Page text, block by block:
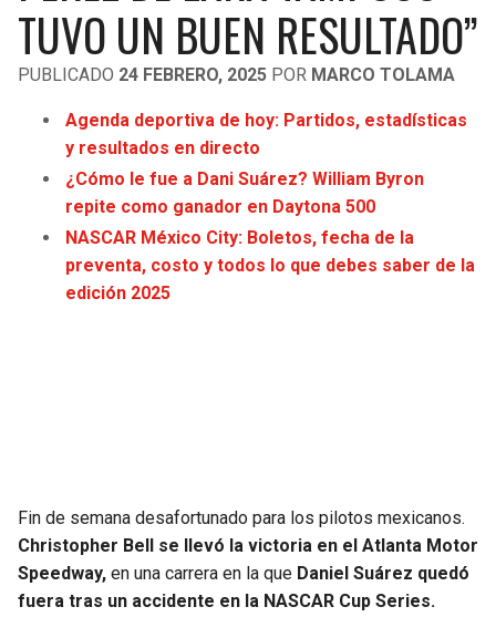
CONCACHAMPIONS
FÚTBOL DE ESTUFA
FÚTBOL FEMENIL
LIGA DE EXPANSIÓN MX
LEAGUES CUP
SERIE A
BUNDESLIGA
LIGUE 1
UEFA EUROPA LEAGUE
UEFA CONFERENCE LEAGUE
JETS
BRONCOS
CHIEFS
CHARGERS
STEELERS
TEXANS
76ERS
RAPTORS
BULLS
PISTONS
HORNETS
HEAT
GOLF
UFC
TUVO UN BUEN RESULTADO”
PUBLICADO 24 FEBRERO, 2025 POR MARCO TOLAMA
Agenda deportiva de hoy: Partidos, estadísticas
y resultados en directo
¿Cómo le fue a Dani Suárez? William Byron
repite como ganador en Daytona 500
NASCAR México City: Boletos, fecha de la
preventa, costo y todos lo que debes saber de la
edición 2025
Fin de semana desafortunado para los pilotos mexicanos.
Christopher Bell se llevó la victoria en el Atlanta Motor
Speedway, en una carrera en la que Daniel Suárez quedó
fuera tras un accidente en la NASCAR Cup Series.